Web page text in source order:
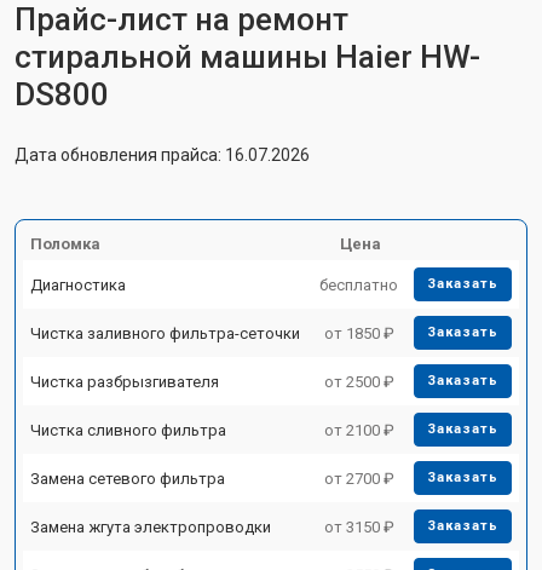
Прайс-лист на ремонт
стиральной машины Haier HW-
DS800
Дата обновления прайса: 16.07.2026
Поломка Цена
Диагностика бесплатно Заказать
Чистка заливного фильтра-сеточки от 1850 ₽ Заказать
Чистка разбрызгивателя от 2500 ₽ Заказать
Чистка сливного фильтра от 2100 ₽ Заказать
Замена сетевого фильтра от 2700 ₽ Заказать
Замена жгута электропроводки от 3150 ₽ Заказать